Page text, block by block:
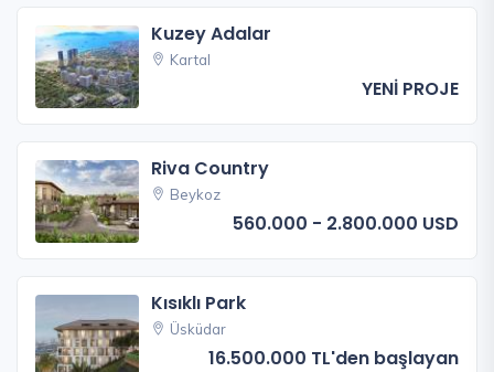
Kuzey Adalar
Kartal
YENİ PROJE
Riva Country
Beykoz
560.000 - 2.800.000 USD
Kısıklı Park
Üsküdar
16.500.000 TL'den başlayan